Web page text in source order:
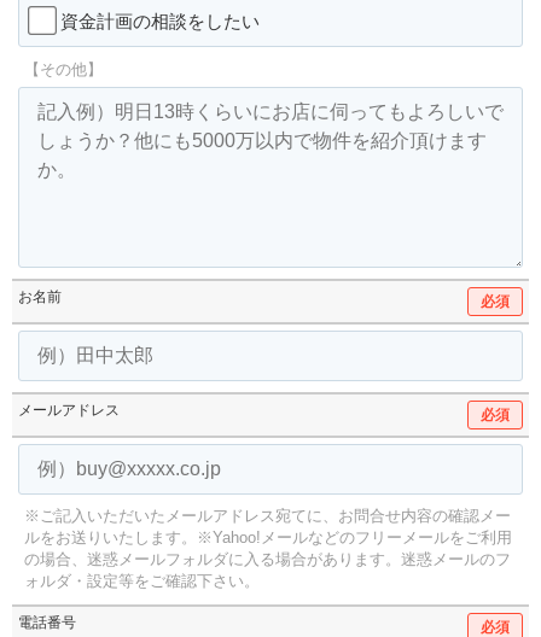
資金計画の相談をしたい
【その他】
お名前 必須
メールアドレス 必須
※ご記入いただいたメールアドレス宛てに、お問合せ内容の確認メー
ルをお送りいたします。
※Yahoo!メールなどのフリーメールをご利用
の場合、迷惑メールフォルダに入る場合があります。 迷惑メールのフ
ォルダ・設定等をご確認下さい。
電話番号 必須